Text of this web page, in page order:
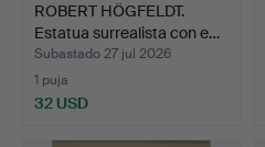
ROBERT HÖGFELDT.
Estatua surrealista con e…
Subastado 27 jul 2026
1 puja
32 USD